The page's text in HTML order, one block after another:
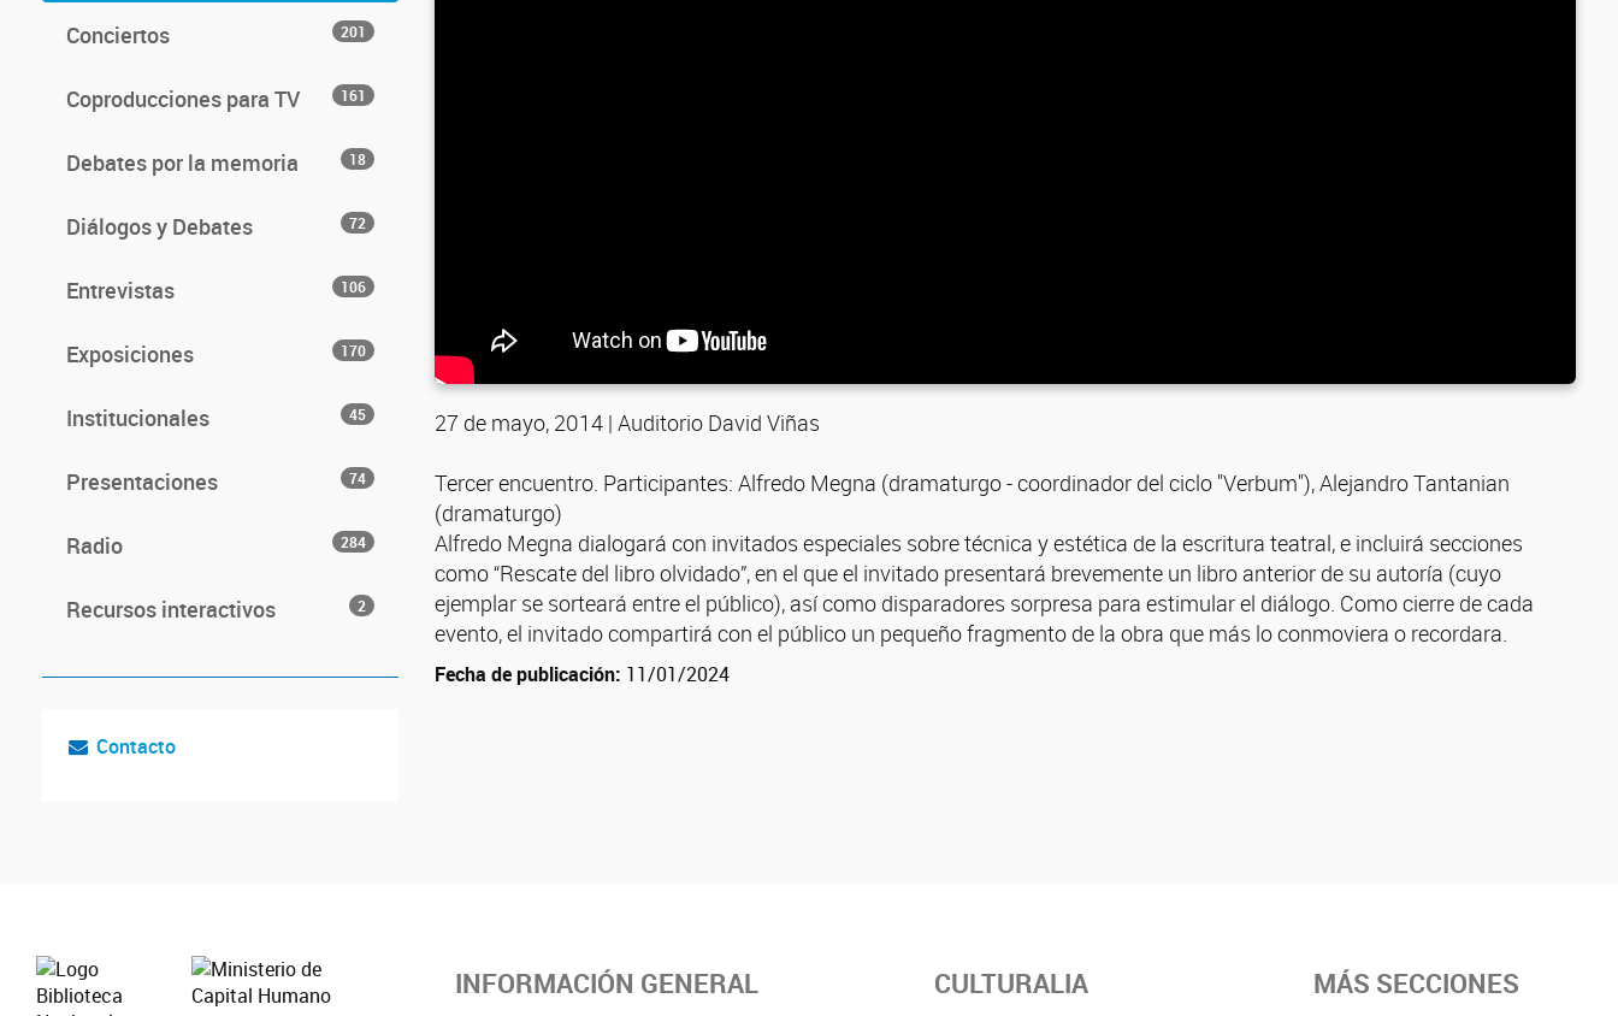
Conciertos 201
Coproducciones para TV 161
Debates por la memoria 18
Diálogos y Debates 72
Entrevistas 106
Exposiciones 170
Institucionales 45
Presentaciones 74
Radio 284
Recursos interactivos 2
Contacto
27 de mayo, 2014 | Auditorio David Viñas
Tercer encuentro. Participantes: Alfredo Megna (dramaturgo - coordinador del ciclo "Verbum"), Alejandro Tantanian
(dramaturgo)
Alfredo Megna dialogará con invitados especiales sobre técnica y estética de la escritura teatral, e incluirá secciones
como “Rescate del libro olvidado”, en el que el invitado presentará brevemente un libro anterior de su autoría (cuyo
ejemplar se sorteará entre el público), así como disparadores sorpresa para estimular el diálogo. Como cierre de cada
evento, el invitado compartirá con el público un pequeño fragmento de la obra que más lo conmoviera o recordara.
Fecha de publicación: 11/01/2024
INFORMACIÓN GENERAL CULTURALIA MÁS SECCIONES